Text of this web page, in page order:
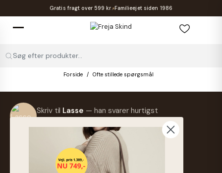
Gratis fragt over 599 kr. Familieejet siden 1986
Søg efter produkter...
Forside Ofte stillede spørgsmål
Skriv til Lasse — han svarer hurtigst
info@frejaskind.dk
Retur eller ombytning